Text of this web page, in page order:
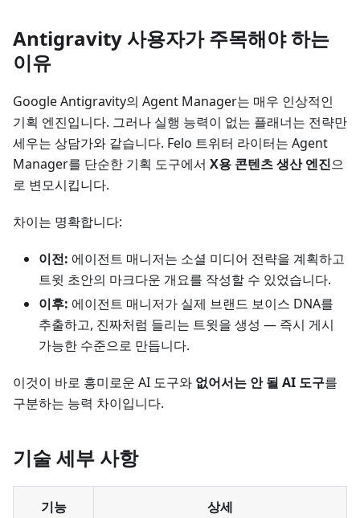
Antigravity 사용자가 주목해야 하는
이유
Google Antigravity의 Agent Manager는 매우 인상적인
기획 엔진입니다. 그러나 실행 능력이 없는 플래너는 전략만
세우는 상담가와 같습니다. Felo 트위터 라이터는 Agent
Manager를 단순한 기획 도구에서 X용 콘텐츠 생산 엔진으
로 변모시킵니다.
차이는 명확합니다:
이전: 에이전트 매니저는 소셜 미디어 전략을 계획하고
트윗 초안의 마크다운 개요를 작성할 수 있었습니다.
이후: 에이전트 매니저가 실제 브랜드 보이스 DNA를
추출하고, 진짜처럼 들리는 트윗을 생성 — 즉시 게시
가능한 수준으로 만듭니다.
이것이 바로 흥미로운 AI 도구와 없어서는 안 될 AI 도구를
구분하는 능력 차이입니다.
기술 세부 사항
기능 상세